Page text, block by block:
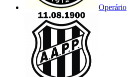
Operário